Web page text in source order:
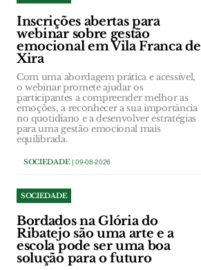
Inscrições abertas para
webinar sobre gestão
emocional em Vila Franca de
Xira
Com uma abordagem prática e acessível,
o webinar promete ajudar os
participantes a compreender melhor as
emoções, a reconhecer a sua importância
no quotidiano e a desenvolver estratégias
para uma gestão emocional mais
equilibrada.
SOCIEDADE| 09-08-2026
SOCIEDADE
Bordados na Glória do
Ribatejo são uma arte e a
escola pode ser uma boa
solução para o futuro